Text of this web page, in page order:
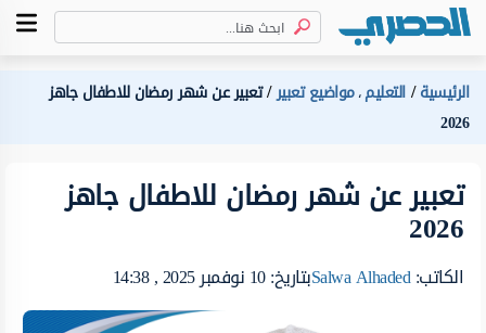
الرئيسية التعليم،مواضيع تعبير تعبير عن شهر رمضان للاطفال جاهز
2026
تعبير عن شهر رمضان للاطفال جاهز
2026
الكاتب:Salwa Alhadedبتاريخ: 10 نوفمبر 2025 , 14:38